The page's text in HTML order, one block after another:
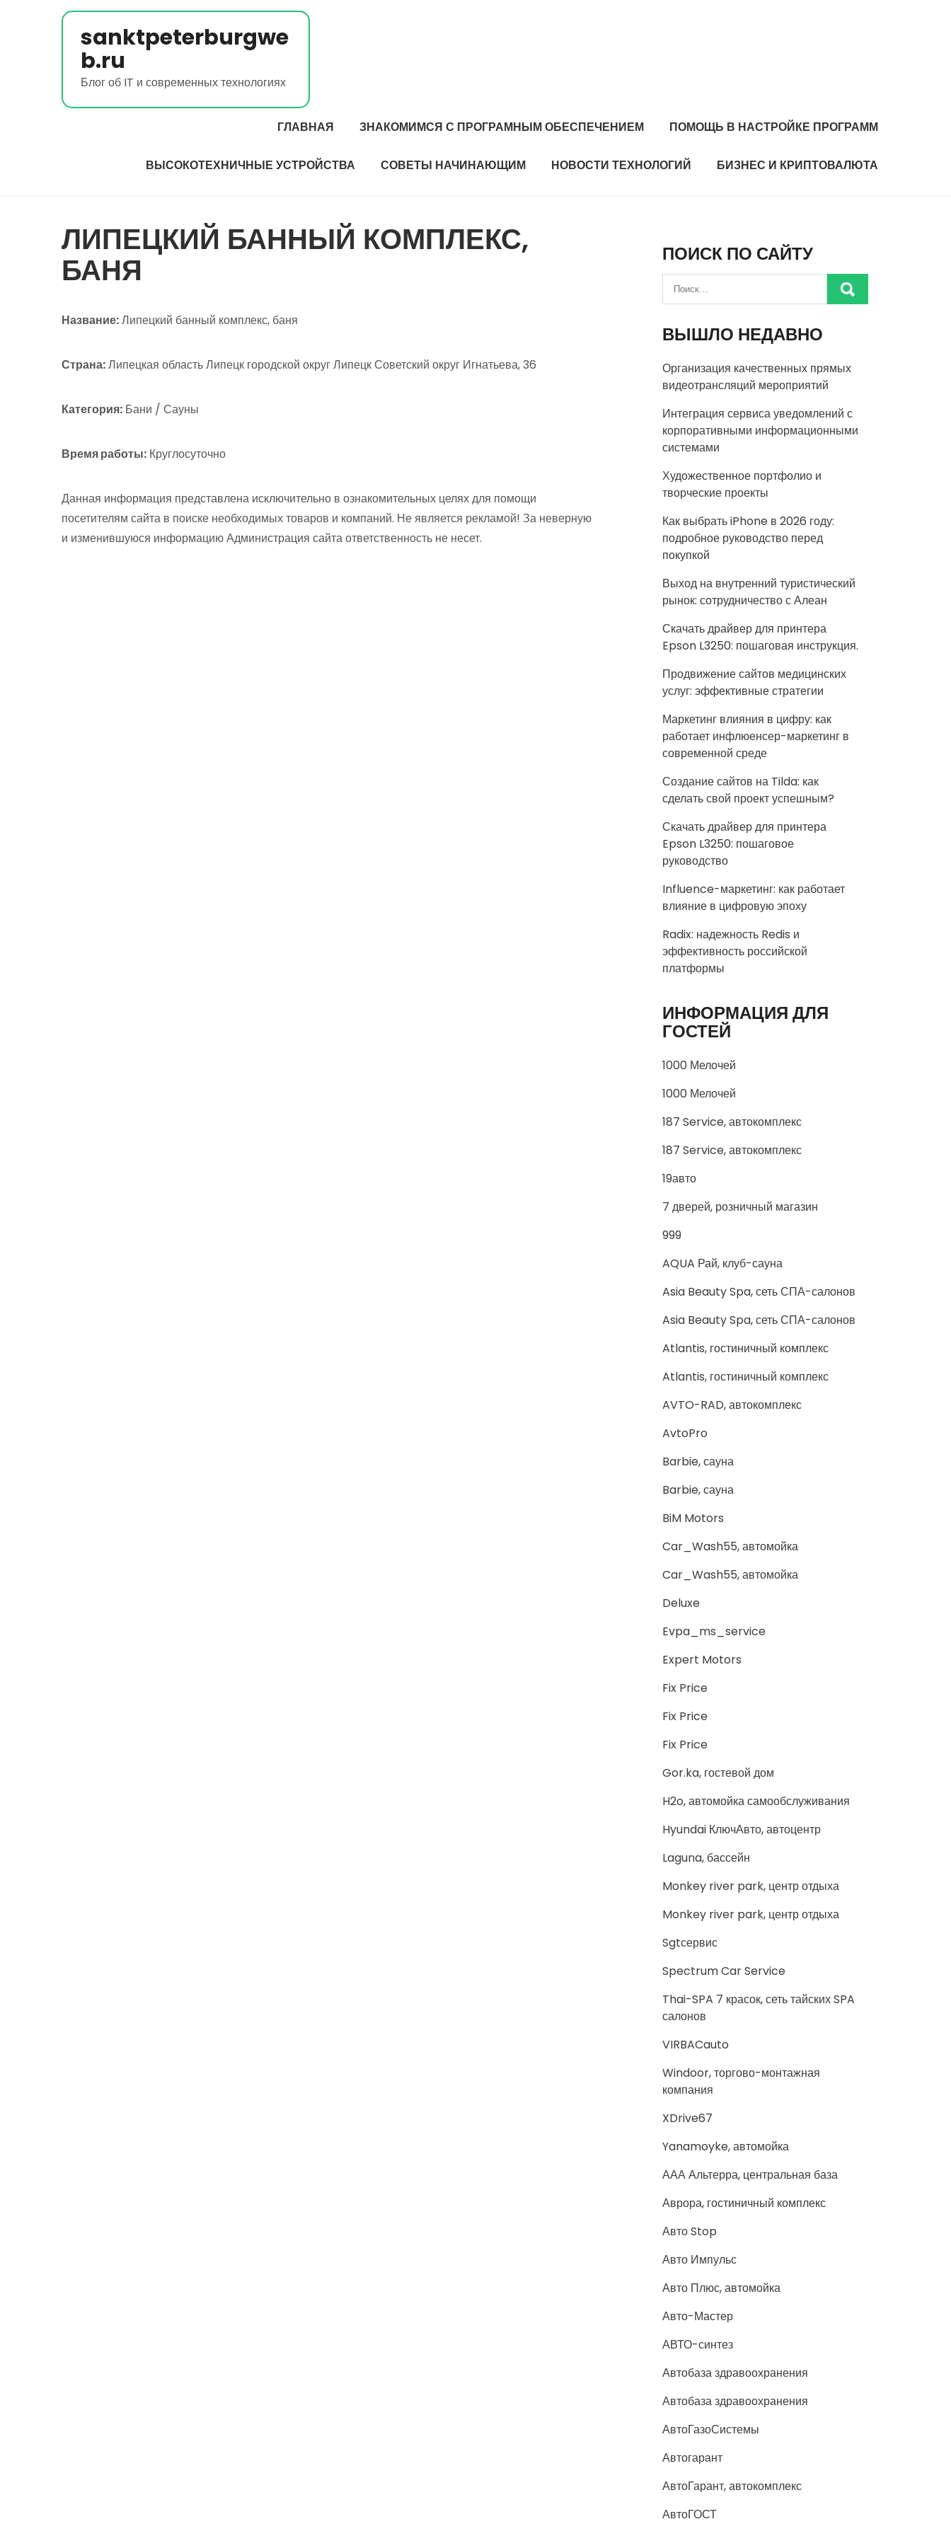
sanktpeterburgwe
b.ru
Блог об IT и современных технологиях
ГЛАВНАЯ ЗНАКОМИМСЯ С ПРОГРАМНЫМ ОБЕСПЕЧЕНИЕМ ПОМОЩЬ В НАСТРОЙКЕ ПРОГРАММ
ВЫСОКОТЕХНИЧНЫЕ УСТРОЙСТВА СОВЕТЫ НАЧИНАЮЩИМ НОВОСТИ ТЕХНОЛОГИЙ БИЗНЕС И КРИПТОВАЛЮТА
ЛИПЕЦКИЙ БАННЫЙ КОМПЛЕКС,
БАНЯ
Название:Липецкий банный комплекс, баня
Страна:Липецкая область Липецк городской округ Липецк Советский округ Игнатьева, 36
Категория: Бани / Сауны
Время работы: Круглосуточно
Данная информация представлена исключительно в ознакомительных целях для помощи
посетителям сайта в поиске необходимых товаров и компаний. Не является рекламой! За неверную
и изменившуюся информацию Администрация сайта ответственность не несет.
ПОИСК ПО САЙТУ
ВЫШЛО НЕДАВНО
Организация качественных прямых
видеотрансляций мероприятий
Интеграция сервиса уведомлений с
корпоративными информационными
системами
Художественное портфолио и
творческие проекты
Как выбрать iPhone в 2026 году:
подробное руководство перед
покупкой
Выход на внутренний туристический
рынок: сотрудничество с Алеан
Скачать драйвер для принтера
Epson L3250: пошаговая инструкция.
Продвижение сайтов медицинских
услуг: эффективные стратегии
Маркетинг влияния в цифру: как
работает инфлюенсер-маркетинг в
современной среде
Создание сайтов на Tilda: как
сделать свой проект успешным?
Скачать драйвер для принтера
Epson L3250: пошаговое
руководство
Influence-маркетинг: как работает
влияние в цифровую эпоху
Radix: надежность Redis и
эффективность российской
платформы
ИНФОРМАЦИЯ ДЛЯ
ГОСТЕЙ
1000 Мелочей
1000 Мелочей
187 Service, автокомплекс
187 Service, автокомплекс
19авто
7 дверей, розничный магазин
999
AQUA Рай, клуб-сауна
Asia Beauty Spa, сеть СПА-салонов
Asia Beauty Spa, сеть СПА-салонов
Atlantis, гостиничный комплекс
Atlantis, гостиничный комплекс
AVTO-RAD, автокомплекс
AvtoPro
Barbie, сауна
Barbie, сауна
BiM Motors
Car_Wash55, автомойка
Car_Wash55, автомойка
Deluxe
Evpa_ms_service
Expert Motors
Fix Price
Fix Price
Fix Price
Gor.ka, гостевой дом
H2o, автомойка самообслуживания
Hyundai КлючАвто, автоцентр
Laguna, бассейн
Monkey river park, центр отдыха
Monkey river park, центр отдыха
Sgtсервис
Spectrum Car Service
Thai-SPA 7 красок, сеть тайских SPA
салонов
VIRBACauto
Windoor, торгово-монтажная
компания
XDrive67
Yanamoyke, автомойка
ААА Альтерра, центральная база
Аврора, гостиничный комплекс
Авто Stop
Авто Импульс
Авто Плюс, автомойка
Авто-Мастер
АВТО-синтез
Автобаза здравоохранения
Автобаза здравоохранения
АвтоГазоСистемы
Автогарант
АвтоГарант, автокомплекс
АвтоГОСТ